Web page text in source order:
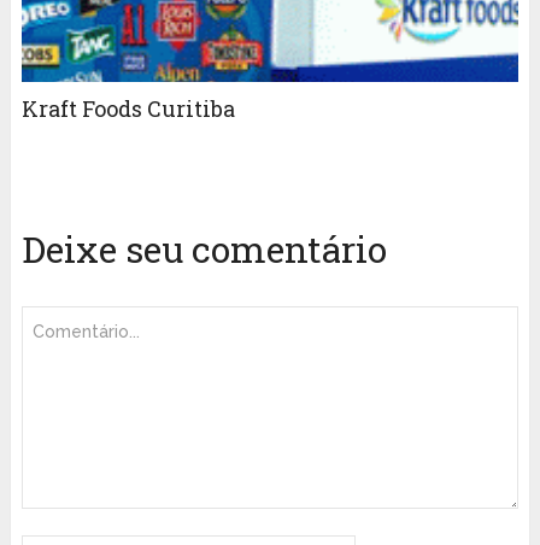
Kraft Foods Curitiba
Deixe seu comentário